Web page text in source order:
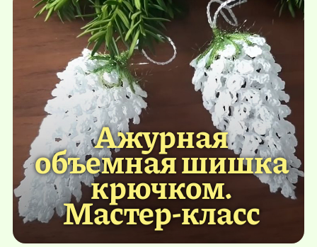
Ажурная
объемная шишка
крючком.
Мастер-класс